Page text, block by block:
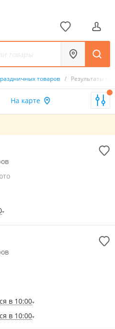
товаров / Результаты
На карте
в 10:00
в 10:00